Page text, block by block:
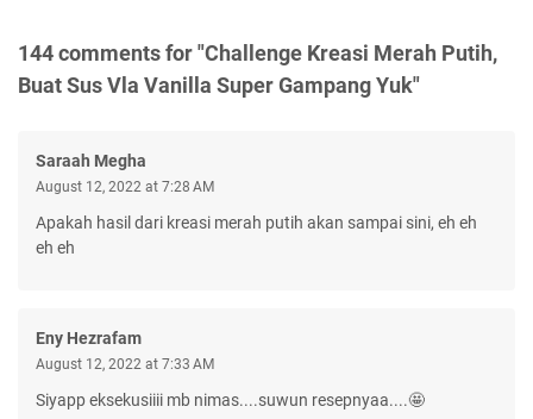
144 comments for "Challenge Kreasi Merah Putih,
Buat Sus Vla Vanilla Super Gampang Yuk"
Saraah Megha
August 12, 2022 at 7:28 AM
Apakah hasil dari kreasi merah putih akan sampai sini, eh eh
eh eh
Eny Hezrafam
August 12, 2022 at 7:33 AM
Siyapp eksekusiiii mb nimas....suwun resepnyaa....🤩